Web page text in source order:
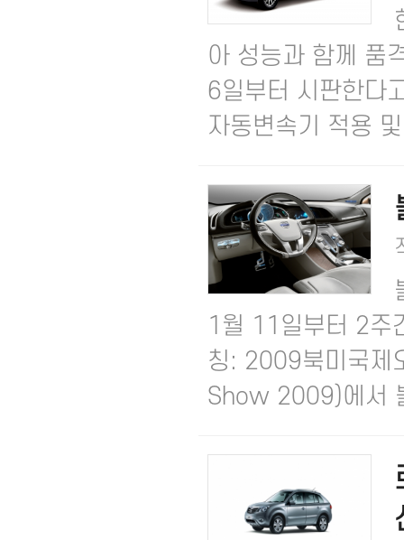
아 성능과 함께 품
6일부터 시판한다
자동변속기 적용
1월 11일부터 2주
칭: 2009북미국
Show 2009)에서